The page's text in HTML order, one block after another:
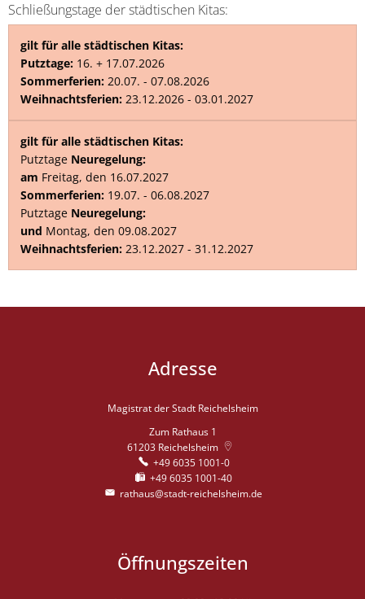
Schließungstage der städtischen Kitas:
gilt für alle städtischen Kitas:
Putztage: 16. + 17.07.2026
Sommerferien: 20.07. - 07.08.2026
Weihnachtsferien: 23.12.2026 - 03.01.2027
gilt für alle städtischen Kitas:
Putztage Neuregelung:
am Freitag, den 16.07.2027
Sommerferien: 19.07. - 06.08.2027
Putztage Neuregelung:
und Montag, den 09.08.2027
Weihnachtsferien: 23.12.2027 - 31.12.2027
Adresse
Magistrat der Stadt Reichelsheim
Zum Rathaus 1
61203 Reichelsheim
+49 6035 1001-0
+49 6035 1001-40
rathaus@stadt-reichelsheim.de
Öffnungszeiten